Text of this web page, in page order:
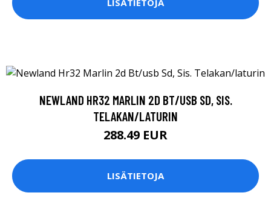
LISÄTIETOJA
NEWLAND HR32 MARLIN 2D BT/USB SD, SIS.
TELAKAN/LATURIN
288.49 EUR
LISÄTIETOJA